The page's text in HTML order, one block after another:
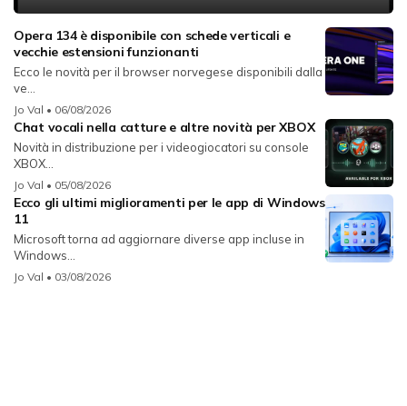
Opera 134 è disponibile con schede verticali e
vecchie estensioni funzionanti
Ecco le novità per il browser norvegese disponibili dalla
ve...
Jo Val • 06/08/2026
Chat vocali nella catture e altre novità per XBOX
Novità in distribuzione per i videogiocatori su console
XBOX...
Jo Val • 05/08/2026
Ecco gli ultimi miglioramenti per le app di Windows
11
Microsoft torna ad aggiornare diverse app incluse in
Windows...
Jo Val • 03/08/2026